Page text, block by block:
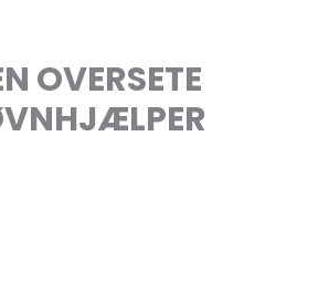
OVERSETE